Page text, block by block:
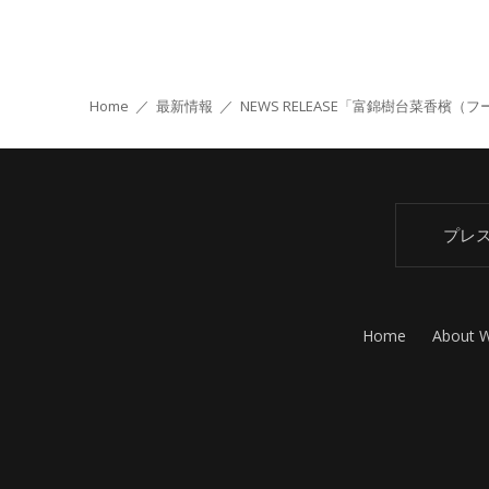
Home ／ 最新情報 ／ NEWS RELEASE 「富錦樹台菜香檳（
プレ
Home About